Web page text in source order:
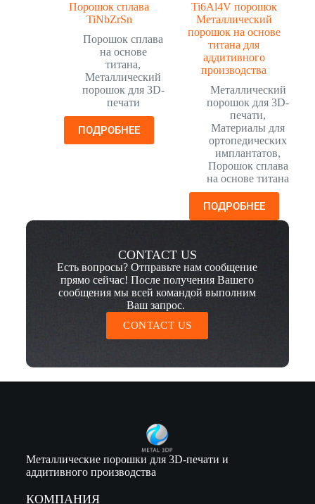
Порошок сплава
TiNbZrSn
Порошок сплава
на основе
титана,
Металлический
порошок для 3D-
печати
ПОДРОБНЕЕ
Ti6Al4V порошок
Металлический
порошок на основе
титана для
аддитивного
производства
Металлический
порошок для 3D-
печати,
Материалы для
ортопедических
имплантатов,
Порошок сплава
на основе титана
ПОДРОБНЕЕ
CONTACT US
Есть вопросы? Отправьте нам сообщение
прямо сейчас! После получения Вашего
сообщения мы всей командой выполним
Ваш запрос.
CONTACT US
Металлические порошки для 3D-печати и
аддитивного производства
КОМПАНИЯ